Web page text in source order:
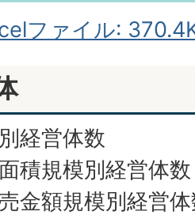
ファイル:
経営体数
積規模別経営体数
金額規模別経営